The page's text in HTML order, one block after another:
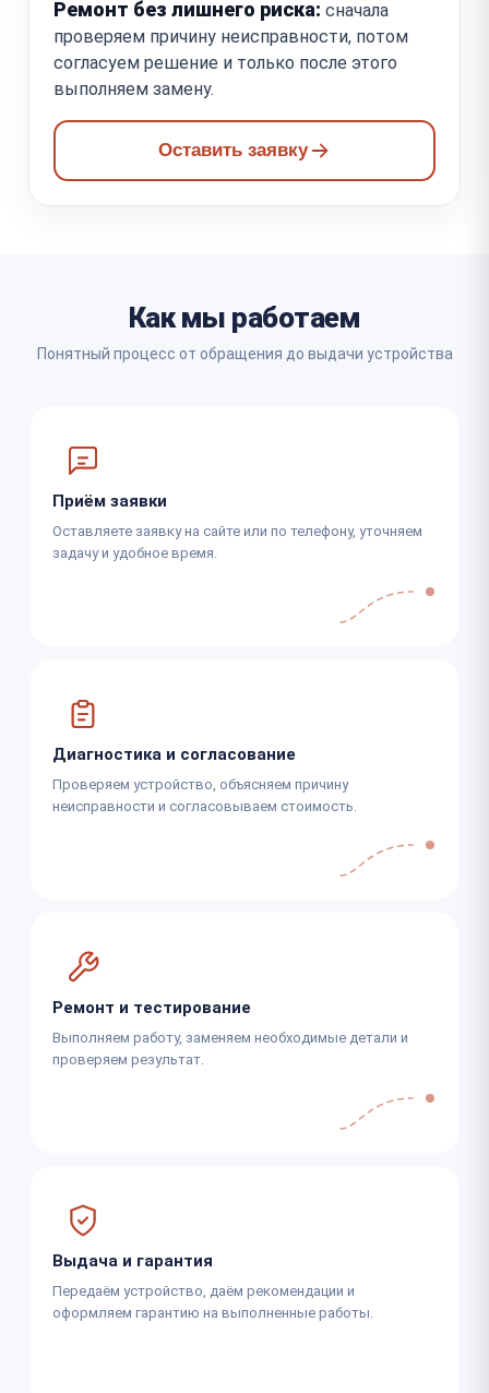
Ремонт без лишнего риска: сначала
проверяем причину неисправности, потом
согласуем решение и только после этого
выполняем замену.
Оставить заявку
Как мы работаем
Понятный процесс от обращения до выдачи устройства
Приём заявки
Оставляете заявку на сайте или по телефону, уточняем
задачу и удобное время.
Диагностика и согласование
Проверяем устройство, объясняем причину
неисправности и согласовываем стоимость.
Ремонт и тестирование
Выполняем работу, заменяем необходимые детали и
проверяем результат.
Выдача и гарантия
Передаём устройство, даём рекомендации и
оформляем гарантию на выполненные работы.